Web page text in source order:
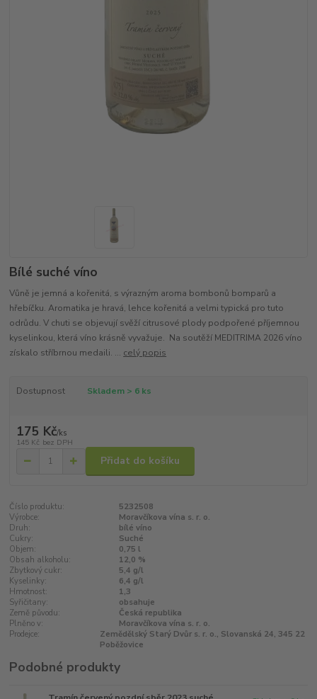
Bílé suché víno
Vůně je jemná a kořenitá, s výrazným aroma bombonů bomparů a
hřebíčku. Aromatika je hravá, lehce kořenitá a velmi typická pro tuto
odrůdu. V chuti se objevují svěží citrusové plody podpořené příjemnou
kyselinkou, která víno krásně vyvažuje. Na soutěží MEDITRIMA 2026 víno
získalo stříbrnou medaili. ... celý popis
Dostupnost Skladem > 6 ks
175 Kč/ks
145 Kč bez DPH
Přidat do košíku
Číslo produktu:
5232508
Výrobce:
Moravčíkova vína s. r. o.
Druh:
bílé víno
Cukry:
Suché
Objem:
0,75 l
Obsah alkoholu:
12,0 %
Zbytkový cukr:
5,4 g/l
Kyselinky:
6,4 g/l
Hmotnost:
1,3
Syřičitany:
obsahuje
Země původu:
Česká republika
Plněno v:
Moravčíkova vína s. r. o.
Prodejce:
Zemědělský Starý Dvůr s. r. o., Slovanská 24, 345 22
Poběžovice
Podobné produkty